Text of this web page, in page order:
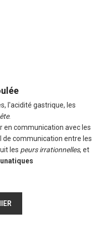
l'acidité gastrique, les
.
communication avec les
de communication entre les
les peurs irrationnelles, et
lunatiques